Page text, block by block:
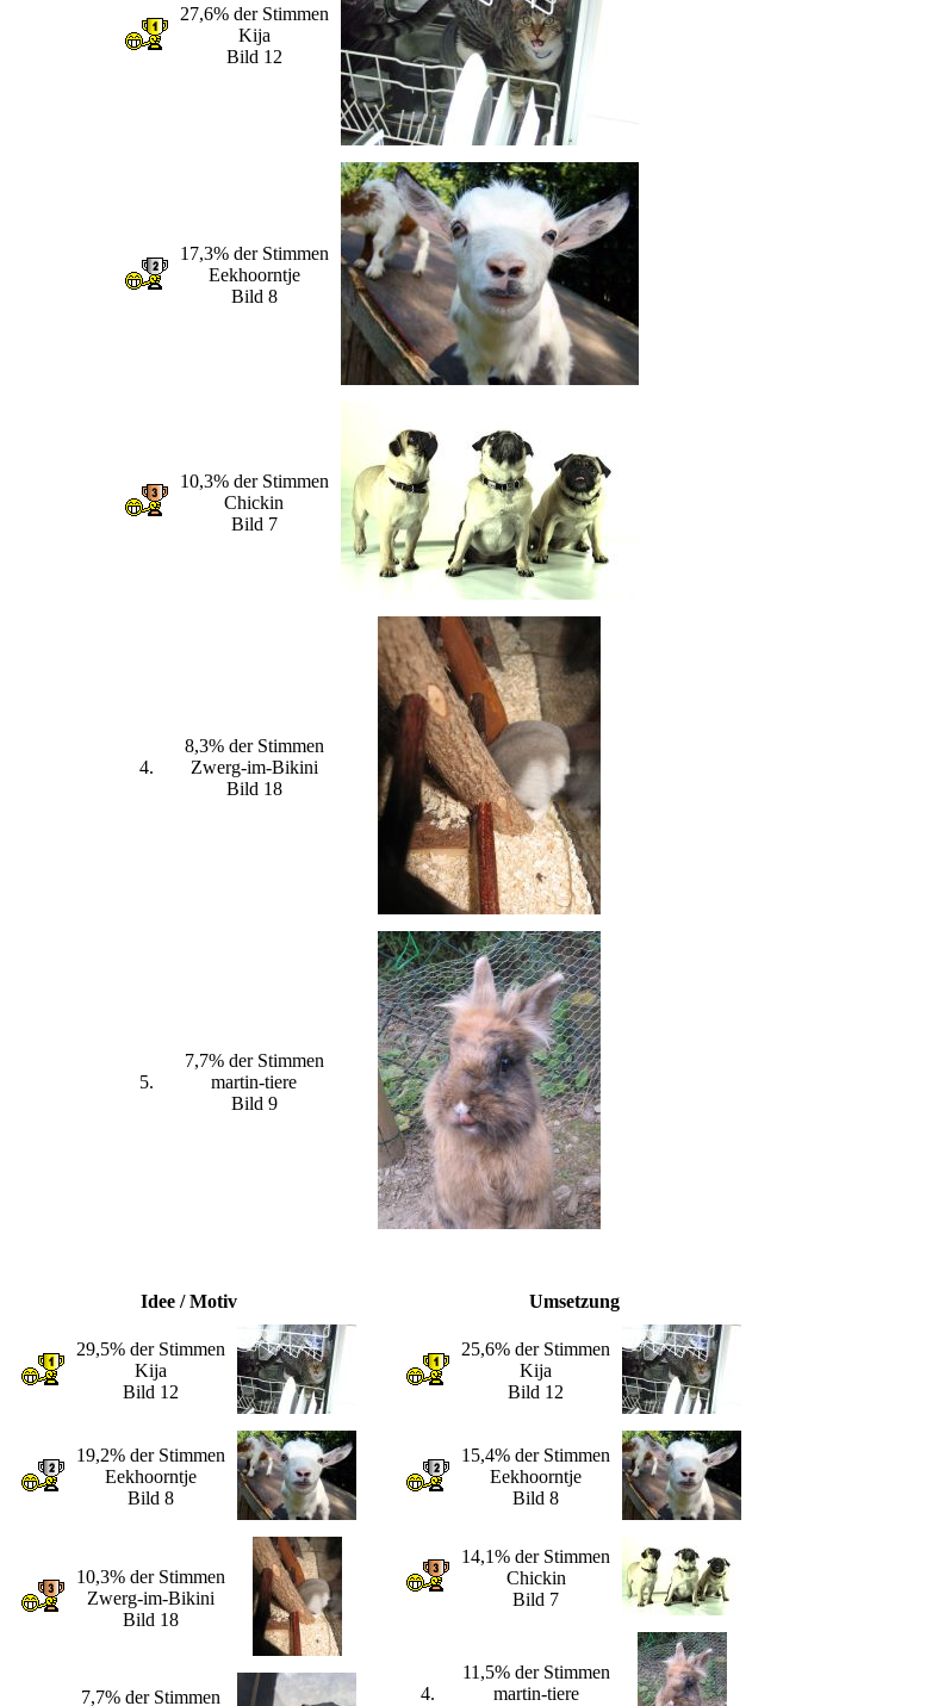
27,6% der Stimmen
Kija
Bild 12
17,3% der Stimmen
Eekhoorntje
Bild 8
10,3% der Stimmen
Chickin
Bild 7
4.
8,3% der Stimmen
Zwerg-im-Bikini
Bild 18
5.
7,7% der Stimmen
martin-tiere
Bild 9
Idee / Motiv
29,5% der Stimmen
Kija
Bild 12
19,2% der Stimmen
Eekhoorntje
Bild 8
10,3% der Stimmen
Zwerg-im-Bikini
Bild 18
7,7% der Stimmen
Umsetzung
25,6% der Stimmen
Kija
Bild 12
15,4% der Stimmen
Eekhoorntje
Bild 8
14,1% der Stimmen
Chickin
Bild 7
4.
11,5% der Stimmen
martin-tiere